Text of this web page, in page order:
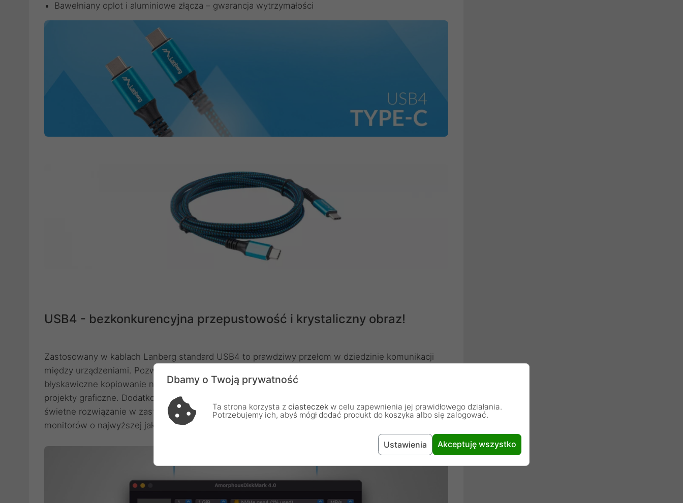
Bawełniany oplot i aluminiowe złącza – gwarancja wytrzymałości
USB4 - bezkonkurencyjna przepustowość i krystaliczny obraz!
Zastosowany w kablach Lanberg standard USB4 to prawdziwy przełom w dziedzinie komunikacji
między urządzeniami. Pozwala on na osiąganie przepustowości do 40Gb/s, co gwarantuje
błyskawiczne kopiowanie nawet bardzo dużych plików, takich jak wideo 4K i 8K czy rozbudowane
projekty graficzne. Dodatkowo, przy wsparciu dla rozdzielczości do 8K@60Hz, kable stanowią
świetne rozwiązanie w zastosowaniach multimedialnych i profesjonalnych, umożliwiając podpięcie
monitorów o najwyższej jakości obrazu.
Dbamy o Twoją prywatność
Ta strona korzysta z ciasteczek w celu zapewnienia jej prawidłowego działania.
Potrzebujemy ich, abyś mógł dodać produkt do koszyka albo się zalogować.
Ustawienia Akceptuję wszystko